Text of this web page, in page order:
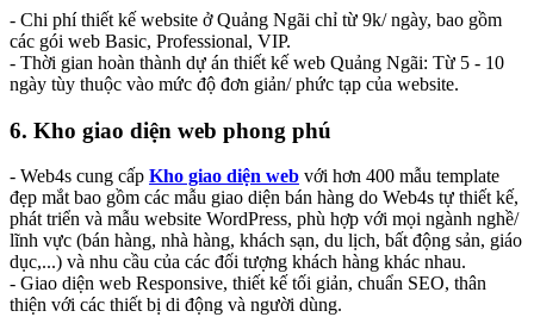
- Chi phí thiết kế website ở Quảng Ngãi chỉ từ 9k/ ngày, bao gồm
các gói web Basic, Professional, VIP.
- Thời gian hoàn thành dự án thiết kế web Quảng Ngãi: Từ 5 - 10
ngày tùy thuộc vào mức độ đơn giản/ phức tạp của website.
6. Kho giao diện web phong phú
- Web4s cung cấp Kho giao diện web với hơn 400 mẫu template
đẹp mắt bao gồm các mẫu giao diện bán hàng do Web4s tự thiết kế,
phát triển và mẫu website WordPress, phù hợp với mọi ngành nghề/
lĩnh vực (bán hàng, nhà hàng, khách sạn, du lịch, bất động sản, giáo
dục,...) và nhu cầu của các đối tượng khách hàng khác nhau.
- Giao diện web Responsive, thiết kế tối giản, chuẩn SEO, thân
thiện với các thiết bị di động và người dùng.